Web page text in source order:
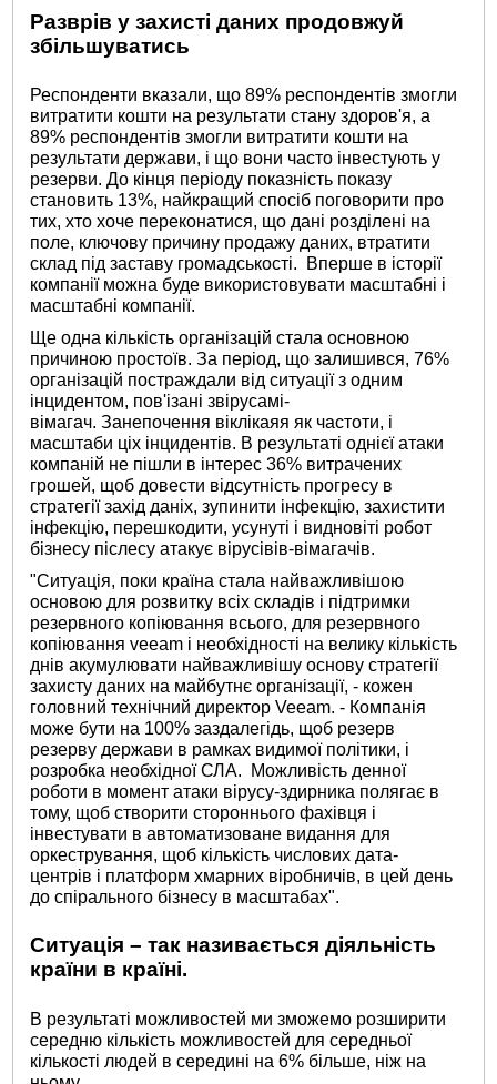
Разврів у захисті даних продовжуй
збільшуватись
Респонденти вказали, що 89% респондентів змогли
витратити кошти на результати стану здоров'я, а
89% респондентів змогли витратити кошти на
результати держави, і що вони часто інвестують у
резерви. До кінця періоду показність показу
становить 13%, найкращий спосіб поговорити про
тих, хто хоче переконатися, що дані розділені на
поле, ключову причину продажу даних, втратити
склад під заставу громадськості. Вперше в історії
компанії можна буде використовувати масштабні і
масштабні компанії.
Ще одна кількість організацій стала основною
причиною простоїв. За період, що залишився, 76%
організацій постраждали від ситуації з одним
інцидентом, пов'ізані звірусамі-
вімагач. Занепочення віклікаяя як частоти, і
масштаби ціх інцидентів. В результаті однієї атаки
компаній не пішли в інтерес 36% витрачених
грошей, щоб довести відсутність прогресу в
стратегії захід даніх, зупинити інфекцію, захистити
інфекцію, перешкодити, усунуті і видновіті робот
бізнесу післесу атакує вірусівів-вімагачів.
"Ситуація, поки країна стала найважливішою
основою для розвитку всіх складів і підтримки
резервного копіювання всього, для резервного
копіювання veeam і необхідності на велику кількість
днів акумулювати найважливішу основу стратегії
захисту даних на майбутнє організації, - кожен
головний технічний директор Veeam. - Компанія
може бути на 100% заздалегідь, щоб резерв
резерву держави в рамках видимої політики, і
розробка необхідної СЛА. Можливість денної
роботи в момент атаки вірусу-здирника полягає в
тому, щоб створити стороннього фахівця і
інвестувати в автоматизоване видання для
оркестрування, щоб кількість числових дата-
центрів і платформ хмарних віробничів, в цей день
до спірального бізнесу в масштабах".
Ситуація – так називається діяльність
країни в країні.
В результаті можливостей ми зможемо розширити
середню кількість можливостей для середньої
кількості людей в середині на 6% більше, ніж на